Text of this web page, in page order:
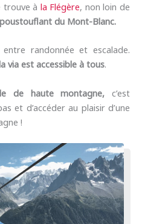
trouve à la Flégère, non loin de
du Mont-Blanc.
randonnée et escalade.
via est accessible à tous.
de haute montagne, c’est
et d’accéder au plaisir d’une
!